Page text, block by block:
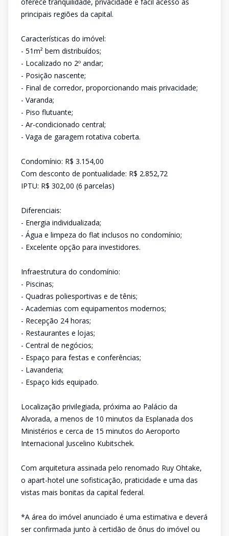
principais regiões da capital.
Características do imóvel:
- 51m² bem distribuídos;
- Localizado no 2º andar;
- Posição nascente;
- Final de corredor, proporcionando mais privacidade;
- Varanda;
- Piso flutuante;
- Ar-condicionado central;
- Vaga de garagem rotativa coberta.
Condomínio: R$ 3.154,00
Com desconto de pontualidade: R$ 2.852,72
IPTU: R$ 302,00 (6 parcelas)
Diferenciais:
- Energia individualizada;
- Água e limpeza do flat inclusos no condomínio;
- Excelente opção para investidores.
Infraestrutura do condomínio:
- Piscinas;
- Quadras poliesportivas e de tênis;
- Academias com equipamentos modernos;
- Recepção 24 horas;
- Restaurantes e lojas;
- Central de negócios;
- Espaço para festas e conferências;
- Lavanderia;
- Espaço kids equipado.
Localização privilegiada, próxima ao Palácio da
Alvorada, a menos de 10 minutos da Esplanada dos
Ministérios e cerca de 15 minutos do Aeroporto
Internacional Juscelino Kubitschek.
Com arquitetura assinada pelo renomado Ruy Ohtake,
o apart-hotel une sofisticação, praticidade e uma das
vistas mais bonitas da capital federal.
*A área do imóvel anunciado é uma estimativa e deverá
ser confirmada junto à certidão de ônus do imóvel ou